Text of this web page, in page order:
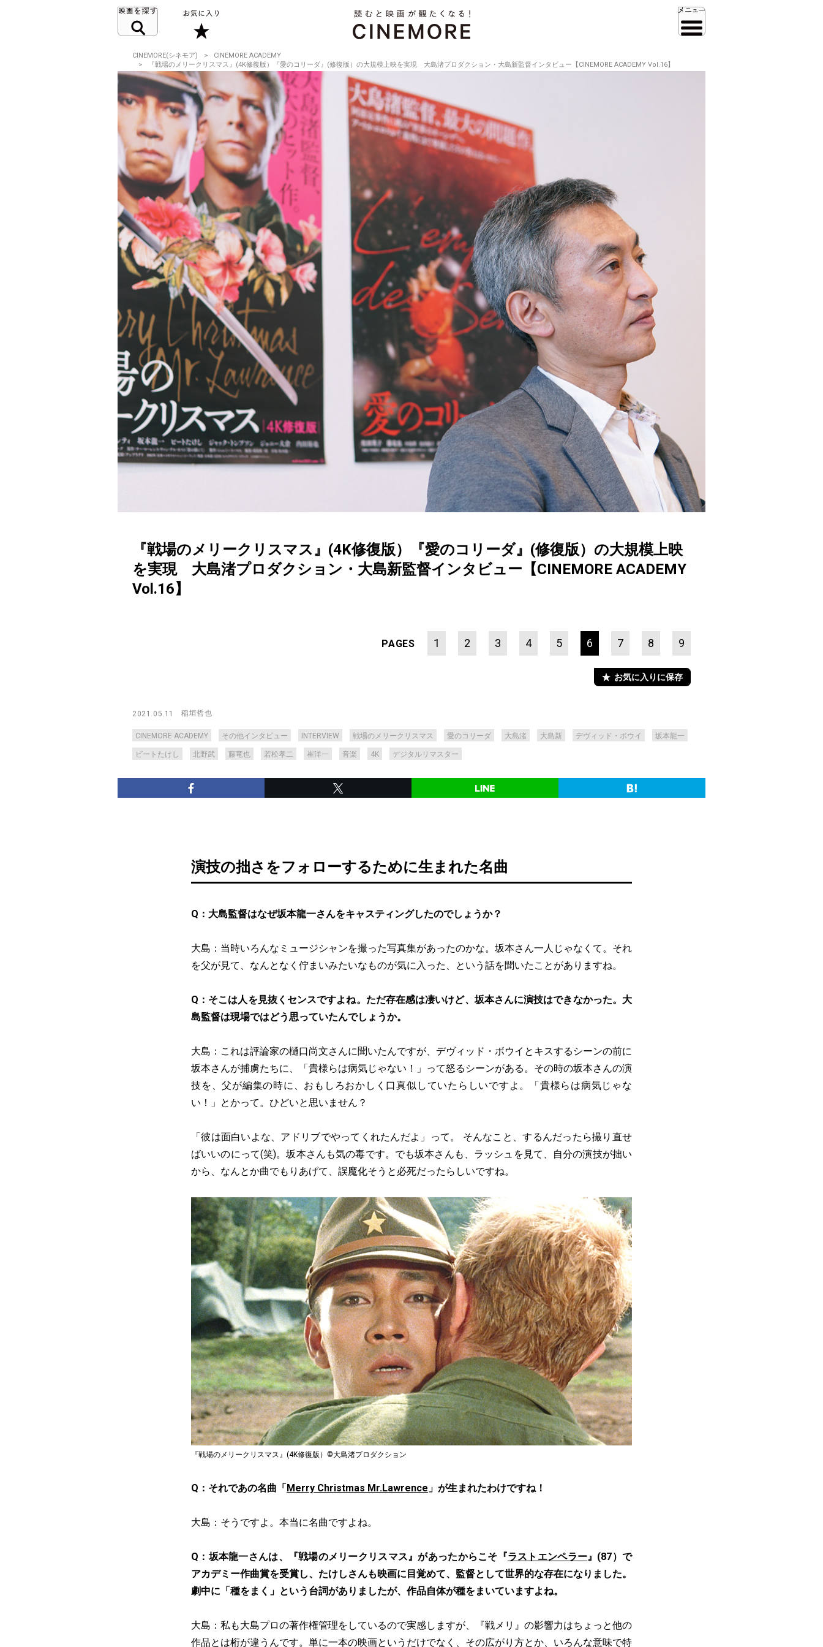
CINEMORE(シネモア)
CINEMORE ACADEMY
『戦場のメリークリスマス』(4K修復版）『愛のコリーダ』(修復版）の大規模上映を実現 大島渚プロダクション・大島新監督インタビュー【CINEMORE ACADEMY Vol.16】
『戦場のメリークリスマス』(4K修復版）『愛のコリーダ』(修復版）の大規模上映
を実現 大島渚プロダクション・大島新監督インタビュー【CINEMORE ACADEMY
Vol.16】
PAGES 1 2 3 4 5 6 7 8 9
お気に入りに保存
2021.05.11 稲垣哲也
CINEMORE ACADEMY その他インタビュー INTERVIEW 戦場のメリークリスマス 愛のコリーダ 大島渚 大島新 デヴィッド・ボウイ 坂本龍一
ビートたけし 北野武 藤竜也 若松孝二 崔洋一 音楽 4K デジタルリマスター
演技の拙さをフォローするために生まれた名曲
Q：大島監督はなぜ坂本龍一さんをキャスティングしたのでしょうか？
大島：当時いろんなミュージシャンを撮った写真集があったのかな。坂本さん一人じゃなくて。それ
を父が見て、なんとなく佇まいみたいなものが気に入った、という話を聞いたことがありますね。
Q：そこは人を見抜くセンスですよね。ただ存在感は凄いけど、坂本さんに演技はできなかった。大
島監督は現場ではどう思っていたんでしょうか。
大島：これは評論家の樋口尚文さんに聞いたんですが、デヴィッド・ボウイとキスするシーンの前に
坂本さんが捕虜たちに、「貴様らは病気じゃない！」って怒るシーンがある。その時の坂本さんの演
技を、父が編集の時に、おもしろおかしく口真似していたらしいですよ。「貴様らは病気じゃな
い！」とかって。ひどいと思いません？
「彼は面白いよな、アドリブでやってくれたんだよ」って。 そんなこと、するんだったら撮り直せ
ばいいのにって(笑)。坂本さんも気の毒です。でも坂本さんも、ラッシュを見て、自分の演技が拙い
から、なんとか曲でもりあげて、誤魔化そうと必死だったらしいですね。
『戦場のメリークリスマス』(4K修復版）©大島渚プロダクション
Q：それであの名曲「 Merry Christmas Mr.Lawrence 」が生まれたわけですね！
大島：そうですよ。本当に名曲ですよね。
Q：坂本龍一さんは、『戦場のメリークリスマス』があったからこそ『ラストエンペラー』(87）で
アカデミー作曲賞を受賞し、たけしさんも映画に目覚めて、監督として世界的な存在になりました。
劇中に「種をまく」という台詞がありましたが、作品自体が種をまいていますよね。
大島：私も大島プロの著作権管理をしているので実感しますが、『戦メリ』の影響力はちょっと他の
作品とは桁が違うんです。単に一本の映画というだけでなく、その広がり方とか、いろんな意味で特